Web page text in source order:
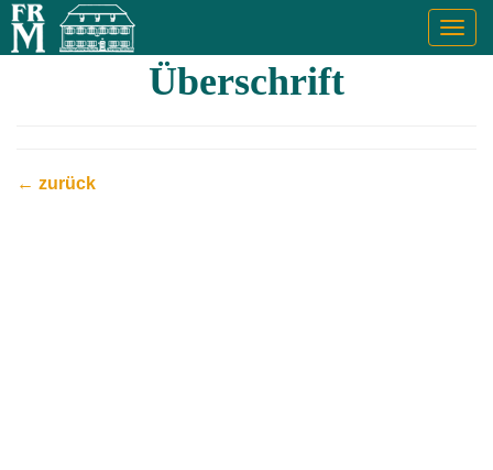
Überschrift
← zurück